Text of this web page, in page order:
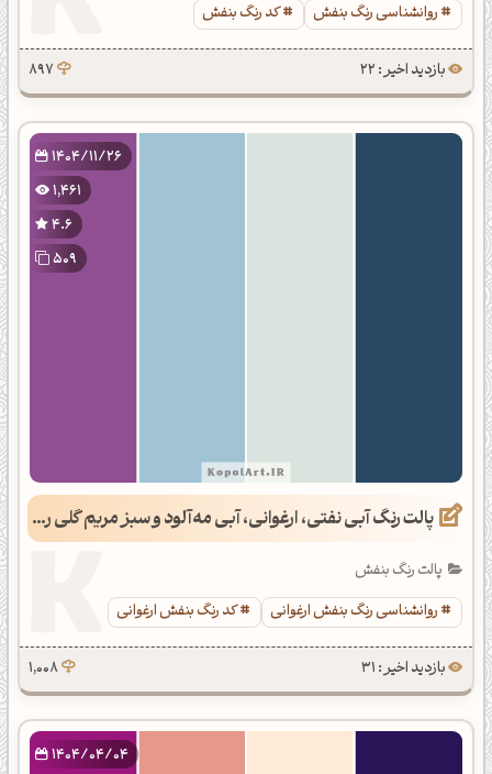
روانشناسی رنگ بنفش
کد رنگ بنفش
بازدید اخیر : 22 897
1404/11/26
1,461
4.6
509
پالت رنگ آبی نفتی، ارغوانی، آبی مه‌آلود و سبز مریم گلی روشن
پالت رنگ بنفش
روانشناسی رنگ بنفش ارغوانی
کد رنگ بنفش ارغوانی
بازدید اخیر : 31 1,008
1404/04/04